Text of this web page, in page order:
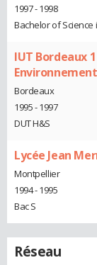
1997 - 1998
Bachelor of Science
IUT Bordeaux
Environnement
Bordeaux
1995 - 1997
DUT H&S
Lycée Jean
Montpellier
1994 - 1995
Bac S
Réseau